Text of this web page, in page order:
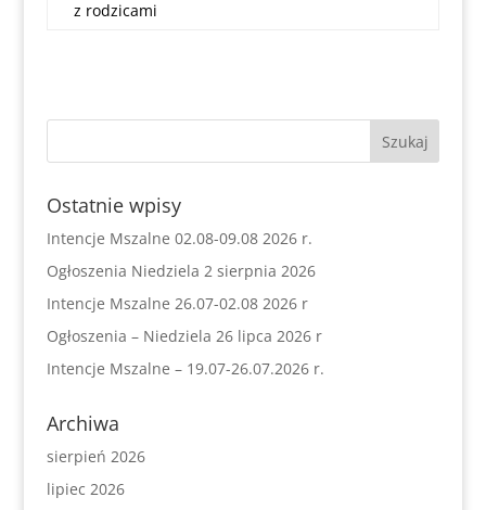
z rodzicami
Ostatnie wpisy
Intencje Mszalne 02.08-09.08 2026 r.
Ogłoszenia Niedziela 2 sierpnia 2026
Intencje Mszalne 26.07-02.08 2026 r
Ogłoszenia – Niedziela 26 lipca 2026 r
Intencje Mszalne – 19.07-26.07.2026 r.
Archiwa
sierpień 2026
lipiec 2026